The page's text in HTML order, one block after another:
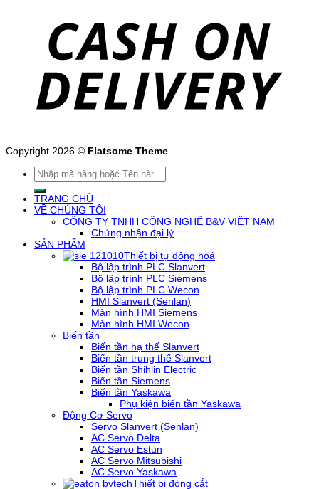
Copyright 2026 © Flatsome Theme
Tìm
kiếm:
TRANG CHỦ
VỀ CHÚNG TÔI
CÔNG TY TNHH CÔNG NGHỆ B&V VIỆT NAM
Chứng nhận đại lý
SẢN PHẨM
Thiết bị tự động hoá
Bộ lập trình PLC Slanvert
Bộ lập trình PLC Siemens
Bộ lập trình PLC Wecon
HMI Slanvert (Senlan)
Màn hình HMI Siemens
Màn hình HMI Wecon
Biến tần
Biến tần hạ thế Slanvert
Biến tần trung thế Slanvert
Biến tần Shihlin Electric
Biến tần Siemens
Biến tần Yaskawa
Phụ kiện biến tần Yaskawa
Động Cơ Servo
Servo Slanvert (Senlan)
AC Servo Delta
AC Servo Estun
AC Servo Mitsubishi
AC Servo Yaskawa
Thiết bị đóng cắt